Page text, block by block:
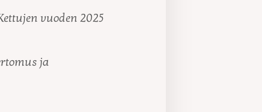
vuoden 2025
ja